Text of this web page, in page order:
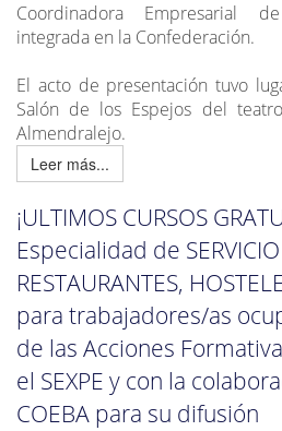
Coordinadora Empresarial
integrada en la Confederación.
El acto de presentación tuvo
Salón de los Espejos del
Almendralejo.
Leer más...
¡ULTIMOS CURSOS
Especialidad de
RESTAURANTES,
para trabajadores/as
de las Acciones
el SEXPE y con la
COEBA para su difusión